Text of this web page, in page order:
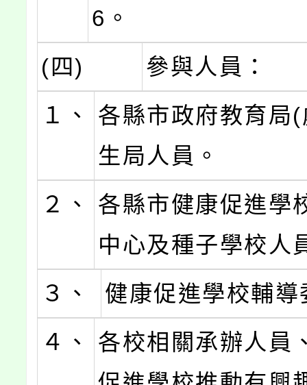
6。
(四)
參與人員：
１、
各縣市政府教育局
生局人員。
２、
各縣市健康促進學
中心及種子學校人
３、
健康促進學校輔導
４、
各校相關承辦人員